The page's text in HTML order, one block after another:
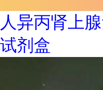
人异丙肾上
试剂盒